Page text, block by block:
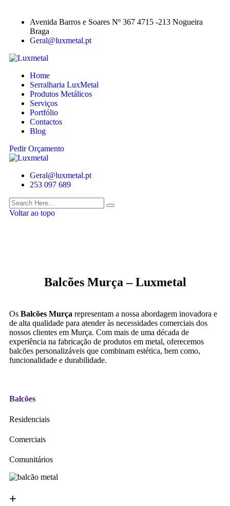
Avenida Barros e Soares Nº 367 4715 -213 Nogueira
Braga
Geral@luxmetal.pt
Home
Serralharia LuxMetal
Produtos Metálicos
Serviços
Portfólio
Contactos
Blog
Pedir Orçamento
Geral@luxmetal.pt
253 097 689
Voltar ao topo
Balcões Murça – Luxmetal
Os Balcões Murça representam a nossa abordagem inovadora e
de alta qualidade para atender às necessidades comerciais dos
nossos clientes em Murça. Com mais de uma década de
experiência na fabricação de produtos em metal, oferecemos
balcões personalizáveis que combinam estética, bem como,
funcionalidade e durabilidade.
Balcões
Residenciais
Comerciais
Comunitários
+